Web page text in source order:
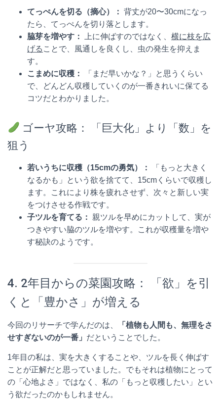
てっぺんを切る（摘心）： 背丈が20〜30cmになっ
たら、てっぺんを切り落とします。
脇芽を増やす：
上に伸ばすのではなく、 横に枝を広
げる ことで、風通しを良くし、虫の発生を抑えま
す。
こまめに収穫：
「まだ早いかな？」と思うくらい
で、どんどん収穫していくのが一番きれいに保てる
コツだとわかりました。
ゴーヤ攻略： 「巨大化」より「数」を
狙う
若いうちに収穫（15cmの勇気）：
「もっと大きく
なるかも」という欲を捨てて、15cmくらいで収穫し
ます。これにより株を疲れさせず、次々と新しい実
をつけさせる作戦です。
子ツルを育てる：
親ツルを早めにカットして、実が
つきやすい脇のツルを増やす。これが収穫量を増や
す秘訣のようです。
4. 2年目からの菜園攻略： 「欲」を引
くと「豊かさ」が増える
今回のリサーチで学んだのは、
「植物も人間も、無理をさ
せすぎないのが一番」 だということでした。
1年目の私は、実を大きくすることや、ツルを長く伸ばす
ことが正解だと思っていました。でもそれは植物にとって
の「心地よさ」ではなく、私の「もっと収穫したい」とい
う欲だったのかもしれません。